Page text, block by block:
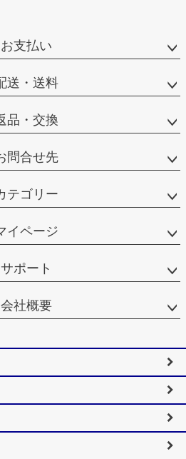
お支払い
送・送料
品・交換
問合せ先
テゴリー
イページ
サポート
会社概要